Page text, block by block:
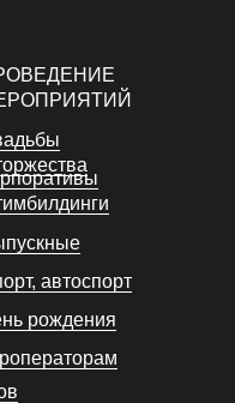
автоспорт
рождения